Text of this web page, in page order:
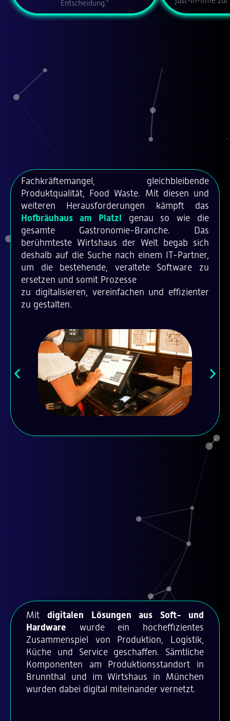
Entscheidung."
Fachkräftemangel, gleichbleibende
Produktqualität, Food Waste. Mit diesen und
weiteren Herausforderungen kämpft das
Hofbräuhaus am Platzl genau so wie die
gesamte Gastronomie-Branche. Das
berühmteste Wirtshaus der Welt begab sich
deshalb auf die Suche nach einem IT-Partner,
um die bestehende, veraltete Software zu
ersetzen und somit Prozesse
zu digitalisieren, vereinfachen und effizienter
zu gestalten.
Mitdigitalen Lösungen aus Soft- und
Hardware wurde ein hocheffizientes
Zusammenspiel von Produktion, Logistik,
Küche und Service geschaffen. Sämtliche
Komponenten am Produktionsstandort in
Brunnthal und im Wirtshaus in München
wurden dabei digital miteinander vernetzt.